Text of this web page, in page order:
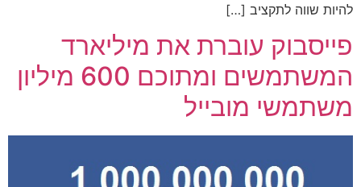
להיות שווה לתקציב […]
פייסבוק עוברת את מיליארד
המשתמשים ומתוכם 600 מיליון
משתמשי מובייל